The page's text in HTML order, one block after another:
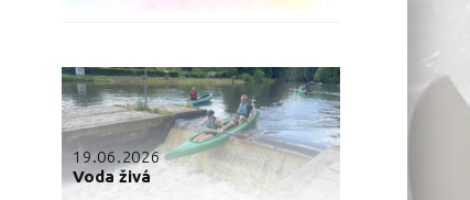
19.06.2026
Voda živá